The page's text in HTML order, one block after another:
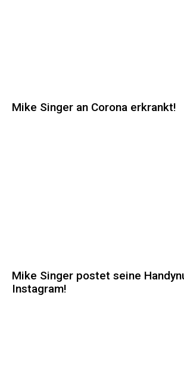
Mike Singer an Corona erkrankt!
Mike Singer postet seine
Instagram!